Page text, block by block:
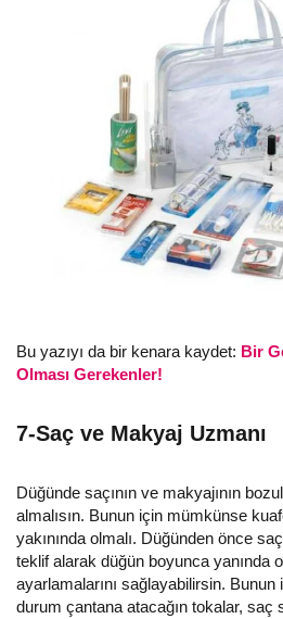
Bu yazıyı da bir kenara kaydet: Bir
Olması Gerekenler!
7-Saç ve Makyaj Uzmanı
Düğünde saçının ve makyajının
almalısın. Bunun için mümkünse
yakınında olmalı. Düğünden önce
teklif alarak düğün boyunca yanında
ayarlamalarını sağlayabilirsin.
durum çantana atacağın tokalar,